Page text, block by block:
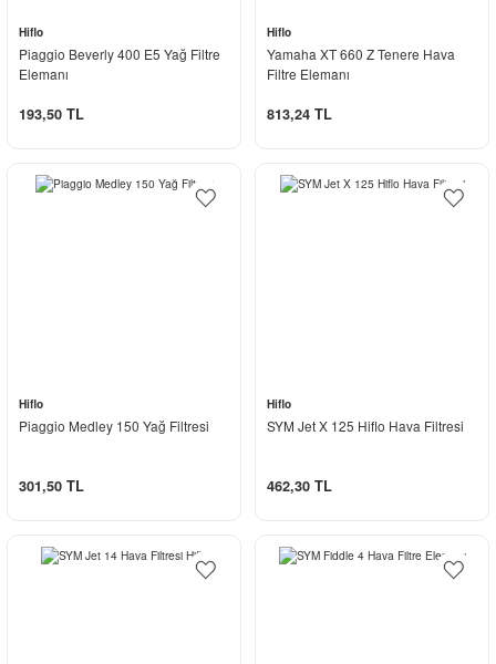
Hiflo
Piaggio Beverly 400 E5 Yağ Filtre
Elemanı
193,50 TL
Hiflo
Yamaha XT 660 Z Tenere Hava
Filtre Elemanı
813,24 TL
Hiflo
Piaggio Medley 150 Yağ Filtresi
301,50 TL
Hiflo
SYM Jet X 125 Hiflo Hava Filtresi
462,30 TL